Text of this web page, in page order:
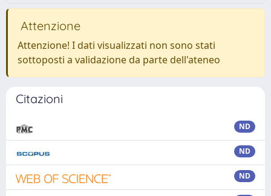
Attenzione
Attenzione! I dati visualizzati non sono stati
sottoposti a validazione da parte dell'ateneo
Citazioni
ND
ND
ND